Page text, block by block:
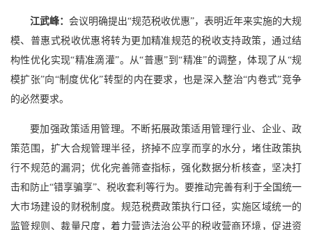
江武峰： 会议明确提出“规范税收优惠”，表明近年来实施的大规
模、普惠式税收优惠将转为更加精准规范的税收支持政策，通过结
构性优化实现“精准滴灌”。从“普惠”到“精准”的调整，体现了从“规
模扩张”向“制度优化”转型的内在要求，也是深入整治“内卷式”竞争
的必然要求。
要加强政策适用管理。不断拓展政策适用管理行业、企业、政
策范围，扩大合规管理半径，挤掉不应享而享的水分，堵住政策执
行不规范的漏洞；优化完善筛查指标，强化数据分析核查，坚决打
击和防止“错享骗享”、税收套利等行为。要推动完善有利于全国统一
大市场建设的财税制度。规范税费政策执行口径，实施区域统一的
监管规则、裁量尺度，着力营造法治公平的税收营商环境，促进资